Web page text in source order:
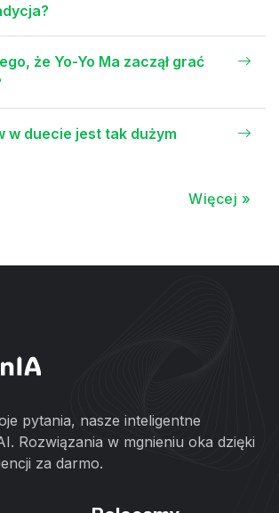
że Yo-Yo Ma zaczął grać
w duecie jest tak dużym
Więcej »
pytania, nasze inteligentne
Rozwiązania w mgnieniu oka dzięki
za darmo.